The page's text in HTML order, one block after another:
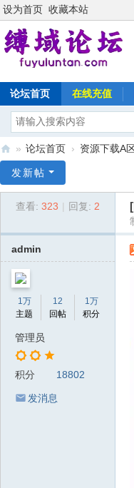
设为首页 收藏本站
论坛首页 在线充值
域
坛
» 论坛首页 › 资源下载A区
发新帖
查看: 323 回复: 2
admin
1万
主题
12
回帖
1万
积分
管理员
积分 18802
发消息